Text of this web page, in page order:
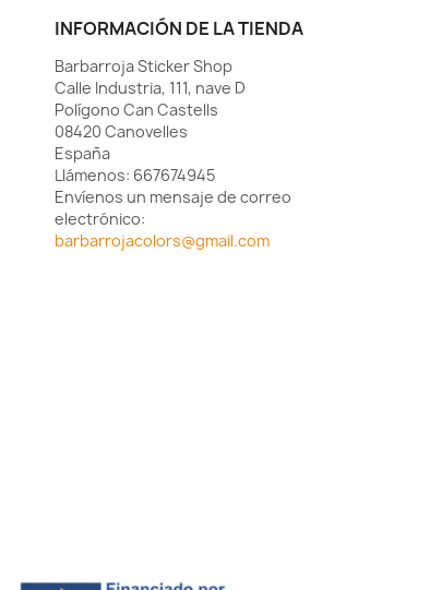
INFORMACIÓN DE LA TIENDA
Barbarroja Sticker Shop
Calle Industria, 111, nave D
Polígono Can Castells
08420 Canovelles
España
Llámenos: 667674945
Envíenos un mensaje de correo
electrónico:
barbarrojacolors@gmail.com